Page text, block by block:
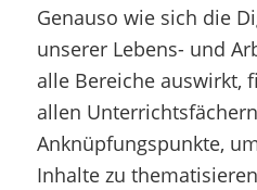
Genauso wie sich die
unserer Lebens- und
alle Bereiche auswirkt,
allen
Anknüpfungspunkte,
Inhalte zu